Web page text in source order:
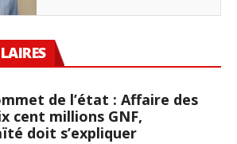
de l’état : Affaire des
cent millions GNF,
doit s’expliquer